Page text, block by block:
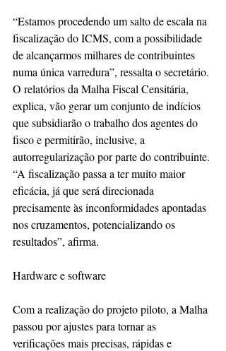
“Estamos procedendo um salto de escala na
fiscalização do ICMS, com a possibilidade
de alcançarmos milhares de contribuintes
numa única varredura”, ressalta o secretário.
O relatórios da Malha Fiscal Censitária,
explica, vão gerar um conjunto de indícios
que subsidiarão o trabalho dos agentes do
fisco e permitirão, inclusive, a
autorregularização por parte do contribuinte.
“A fiscalização passa a ter muito maior
eficácia, já que será direcionada
precisamente às inconformidades apontadas
nos cruzamentos, potencializando os
resultados”, afirma.
Hardware e software
Com a realização do projeto piloto, a Malha
passou por ajustes para tornar as
verificações mais precisas, rápidas e